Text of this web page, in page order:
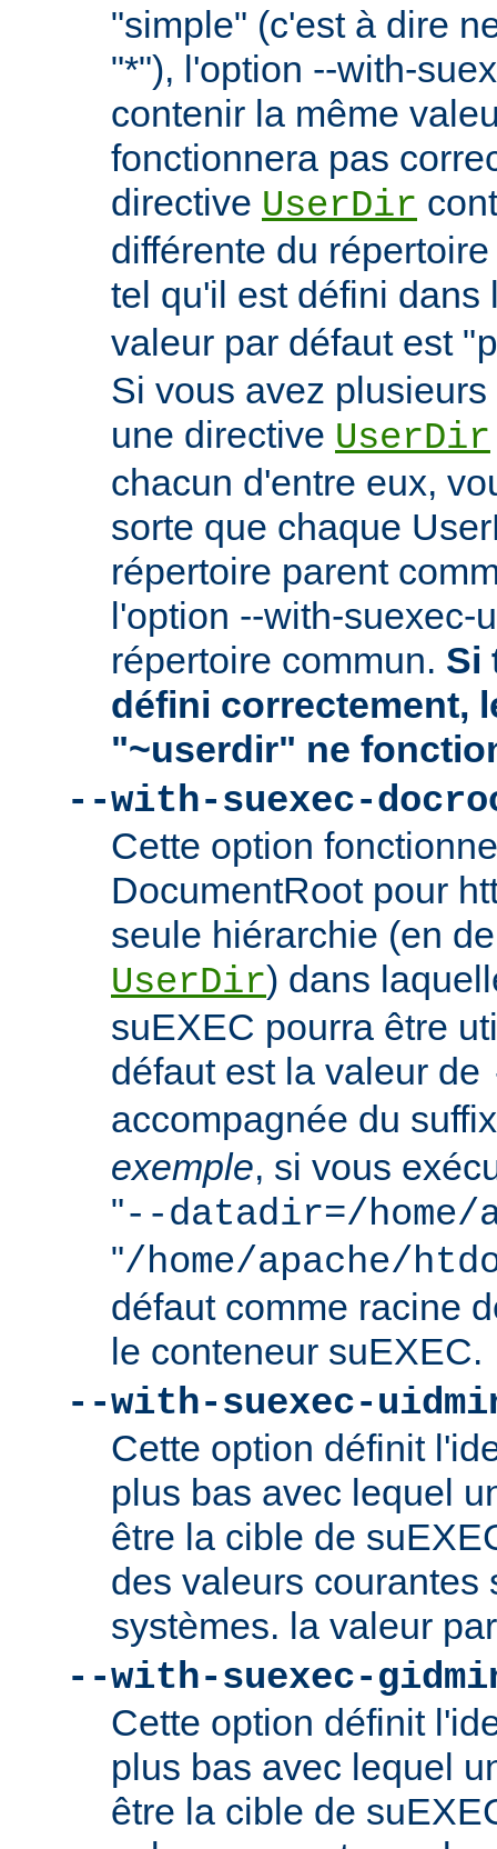
"simple" (c'est à dire
"*"), l'option --with-
contenir la même
fonctionnera pas
directive UserDir
différente du
tel qu'il est défini
valeur par défaut est "
Si vous avez
une directive UserDir
chacun d'entre eux,
sorte que chaque
répertoire parent
l'option --with-suexec-
répertoire commun. Si
défini correctement,
"~userdir" ne
--with-suexec-
Cette option
DocumentRoot pour
seule hiérarchie (en
UserDir) dans
suEXEC pourra être
défaut est la valeur de
accompagnée du
exemple, si vous
"--datadir=/home/
"/home/apache/
défaut comme racine
le conteneur suEXEC.
--with-suexec-
Cette option définit
plus bas avec lequel
être la cible de
des valeurs courantes
systèmes. la valeur
--with-suexec-
Cette option définit
plus bas avec lequel
être la cible de